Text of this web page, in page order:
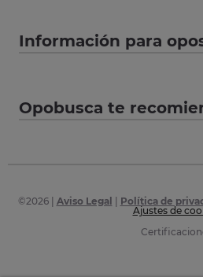
Información para
Opobusca te
©2026| Aviso Legal Política de
Ajustes de